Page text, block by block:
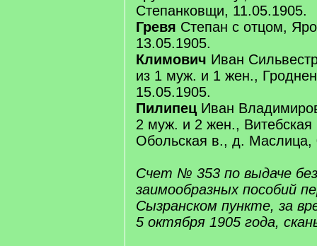
Степанковщи, 11.05.1905.
Гревя Степан с отцом,
13.05.1905.
Климович Иван
из 1 муж. и 1 жен.,
15.05.1905.
Пилипец Иван
2 муж. и 2 жен., Витебская
Обольская в., д. Маслица,
Счет № 353 по выдаче
заимообразных пособий
Сызранском пункте, за
5 октября 1905 года,